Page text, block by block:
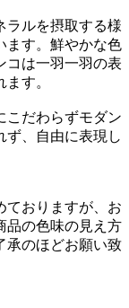
ラルを摂取する様
ます。鮮やかな色
コは一羽一羽の表
す。
こだわらずモダン
ず、自由に表現し
ておりますが、お
品の色味の見え方
承のほどお願い致